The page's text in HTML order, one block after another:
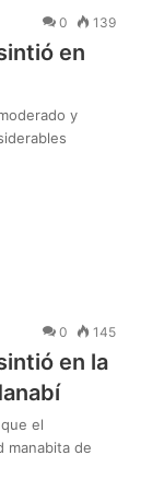
0 139
en
y
0 145
en la
el
manabita de